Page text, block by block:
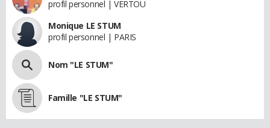
profil personnel | VERTOU
Monique LE STUM
profil personnel | PARIS
Nom "LE STUM"
Famille "LE STUM"